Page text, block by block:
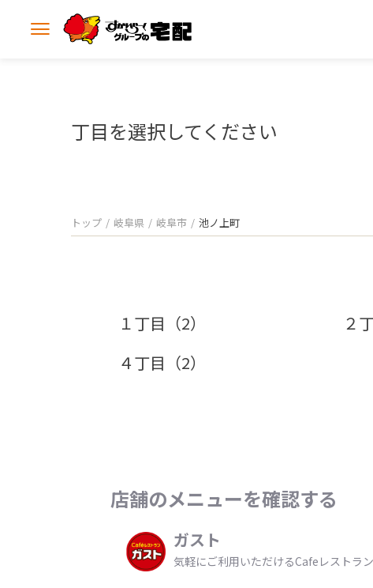
メ
丁目を選択してください
トップ 岐阜県 岐阜市 池ノ上町
１丁目（2） ２
４丁目（2）
店舗のメニューを確認する
ガスト
気軽にご利用いただけるCafeレストラン